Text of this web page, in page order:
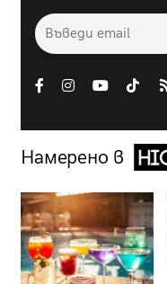
Намерено в